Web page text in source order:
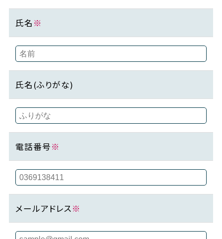
氏名 ※
氏名(ふりがな)
電話番号※
メールアドレス※